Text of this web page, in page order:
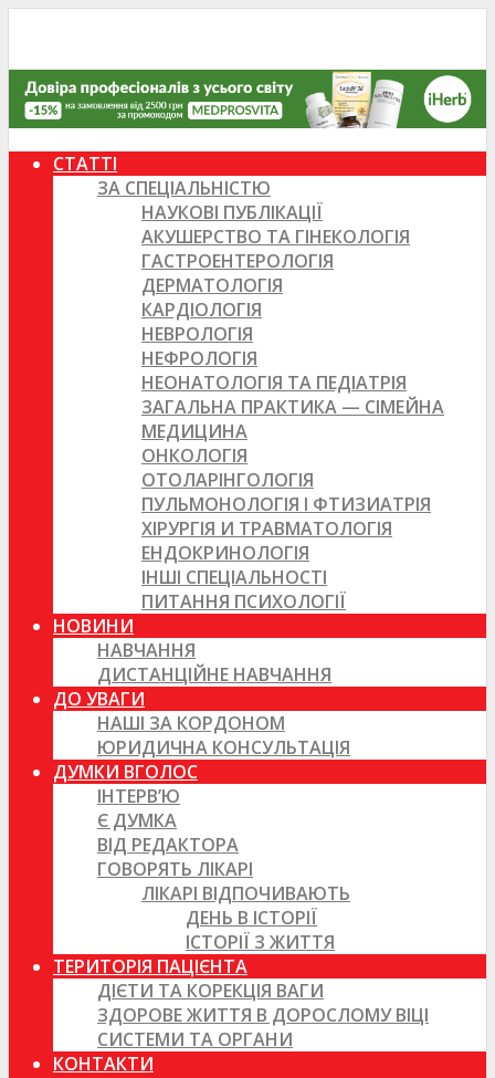
СТАТТІ
ЗА СПЕЦІАЛЬНІСТЮ
НАУКОВІ ПУБЛІКАЦІЇ
АКУШЕРСТВО ТА ГІНЕКОЛОГІЯ
ГАСТРОЕНТЕРОЛОГІЯ
ДЕРМАТОЛОГІЯ
КАРДІОЛОГІЯ
НЕВРОЛОГІЯ
НЕФРОЛОГІЯ
НЕОНАТОЛОГІЯ ТА ПЕДІАТРІЯ
ЗАГАЛЬНА ПРАКТИКА — СІМЕЙНА
МЕДИЦИНА
ОНКОЛОГІЯ
ОТОЛАРІНГОЛОГІЯ
ПУЛЬМОНОЛОГІЯ І ФТИЗИАТРІЯ
ХІРУРГІЯ И ТРАВМАТОЛОГІЯ
ЕНДОКРИНОЛОГІЯ
ІНШІ СПЕЦІАЛЬНОСТІ
ПИТАННЯ ПСИХОЛОГІЇ
НОВИНИ
НАВЧАННЯ
ДИСТАНЦІЙНЕ НАВЧАННЯ
ДО УВАГИ
НАШІ ЗА КОРДОНОМ
ЮРИДИЧНА КОНСУЛЬТАЦІЯ
ДУМКИ ВГОЛОС
ІНТЕРВ’Ю
Є ДУМКА
ВІД РЕДАКТОРА
ГОВОРЯТЬ ЛІКАРІ
ЛІКАРІ ВІДПОЧИВАЮТЬ
ДЕНЬ В ІСТОРІЇ
ІСТОРІЇ З ЖИТТЯ
ТЕРИТОРІЯ ПАЦІЄНТА
ДІЄТИ ТА КОРЕКЦІЯ ВАГИ
ЗДОРОВЕ ЖИТТЯ В ДОРОСЛОМУ ВІЦІ
СИСТЕМИ ТА ОРГАНИ
КОНТАКТИ